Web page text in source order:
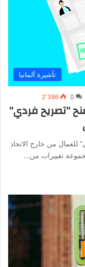
تأشيرة ألمانيا
0 2٬386
“تصريح فردي”
للعمال من خارج الاتحاد
تغييرات من…